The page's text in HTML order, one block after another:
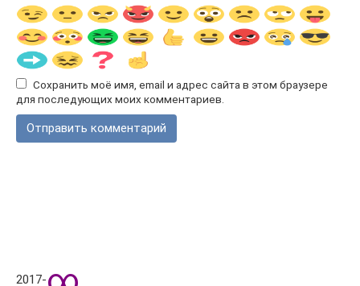
Сохранить моё имя, email и адрес сайта в этом браузере
для последующих моих комментариев.
2017-